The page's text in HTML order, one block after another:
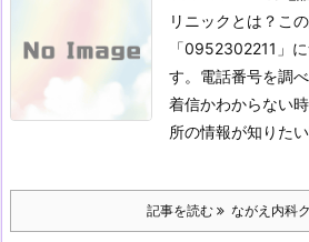
リニックとは？ こ
「0952302211」
す。電話番号を調
着信かわからない
所の情報が知りた
記事を読む ながえ内科